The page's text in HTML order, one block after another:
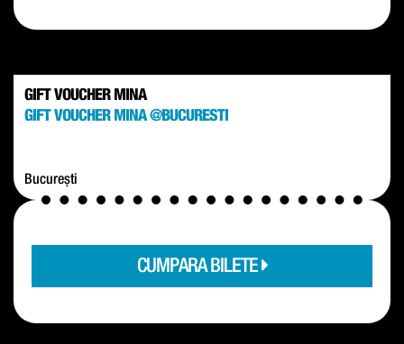
GIFT VOUCHER MINA
GIFT VOUCHER MINA @BUCURESTI
București
CUMPARA BILETE